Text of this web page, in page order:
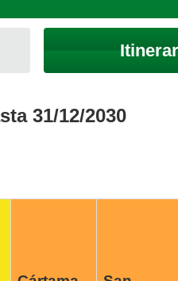
31/12/2030